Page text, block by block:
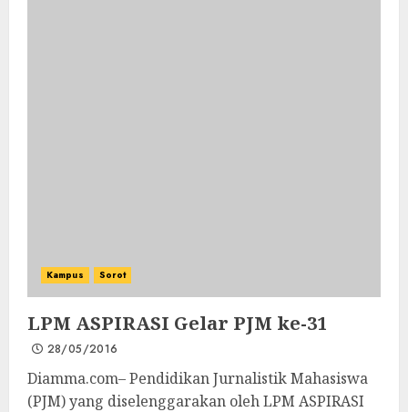
Kampus Sorot
LPM ASPIRASI Gelar PJM ke-31
28/05/2016
Diamma.com– Pendidikan Jurnalistik Mahasiswa
(PJM) yang diselenggarakan oleh LPM ASPIRASI